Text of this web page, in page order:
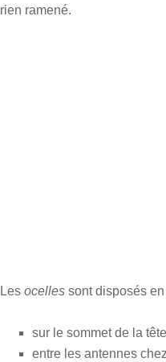
rien ramené.
Les ocelles sont disposés
sur le sommet de la
entre les antennes